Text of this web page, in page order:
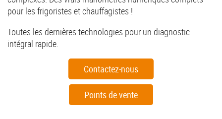
pour les frigoristes et chauffagistes !
Toutes les dernières technologies pour un diagnostic
intégral rapide.
Contactez-nous
Points de vente